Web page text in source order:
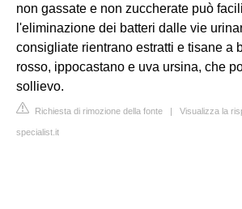
non gassate e non zuccherate può
l'eliminazione dei batteri dalle vie
consigliate rientrano estratti e tisane a
rosso, ippocastano e uva ursina, che
sollievo.
Richiesta di rimozione della fonte | Visualizza la
specialist.it